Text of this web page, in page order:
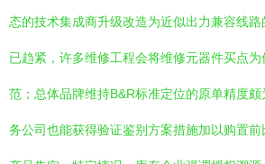
态的技术集成商升级改造为近似出力兼容线
已趋紧，许多维修工程会将维修元器件买点
范；总体品牌维持B&R标准定位的原单精度
务公司也能获得验证鉴别方案措施加以购置